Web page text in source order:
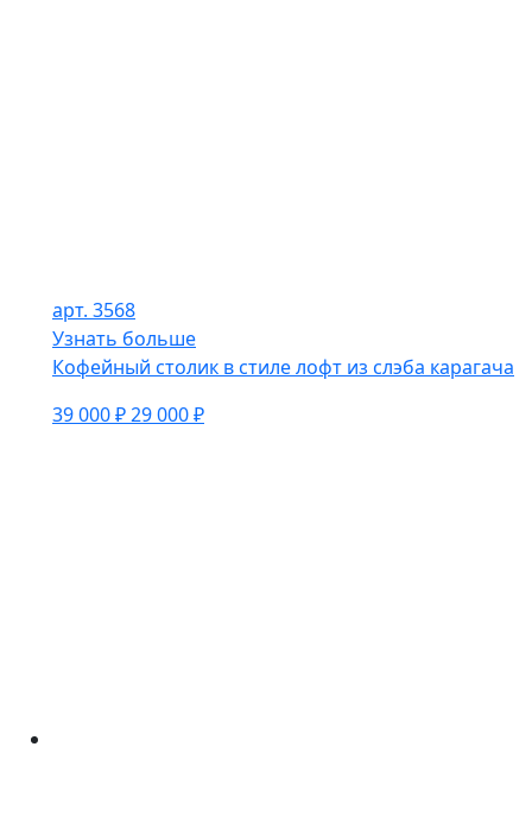
арт. 3568
Узнать больше
Кофейный столик в стиле лофт из слэба карагача
39 000 ₽29 000 ₽